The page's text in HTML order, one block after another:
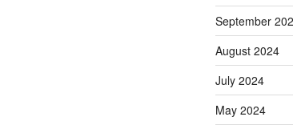
September
August 2024
July 2024
May 2024